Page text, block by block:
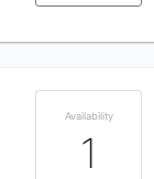
Availability
1